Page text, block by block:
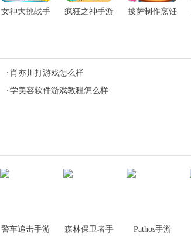
女神大挑战手 疯狂之神手游 披萨制作烹饪
肖亦川打游戏怎么样
学美容软件游戏教程怎么样
警车追击手游 森林保卫者手 Pathos手游